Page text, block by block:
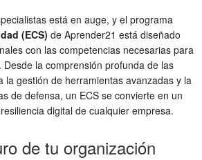
está en auge, y el programa
(ECS) de Aprender21 está diseñado
con las competencias necesarias para
la comprensión profunda de las
la gestión de herramientas avanzadas y la
de defensa, un ECS se convierte en un
digital de cualquier empresa.
de tu organización